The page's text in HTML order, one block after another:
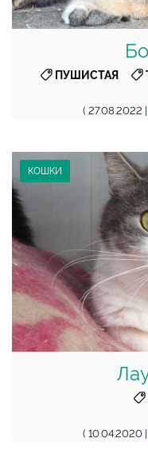
ПУШИСТАЯ,
( 27.08.2022 |
КОШКИ
( 10.04.2020 |